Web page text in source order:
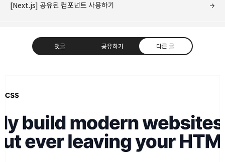
[Next.js] 공유된 컴포넌트 사용하기
댓글 공유하기 다른 글
나는 빠리의 택시 운전사 어쩌구 저쩌구 어쩌구 저쩌구
구독하기
구독하기 카카오톡 라인 트위터